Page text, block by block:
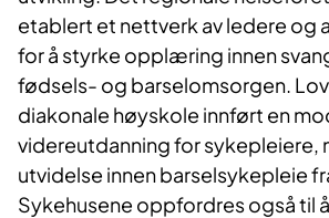
etablert et nettverk av ledere og
for å styrke opplæring innen
fødsels- og barselomsorgen.
diakonale høyskole innført en
videreutdanning for sykepleiere,
utvidelse innen barselsykepleie
Sykehusene oppfordres også til